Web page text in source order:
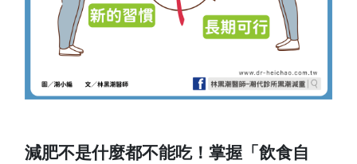
減肥不是什麼都不能吃！掌握「飲食自